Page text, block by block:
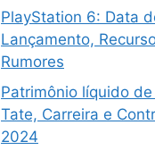
PlayStation 6: Data
Lançamento,
Rumores
Patrimônio líquido
Tate, Carreira e
2024